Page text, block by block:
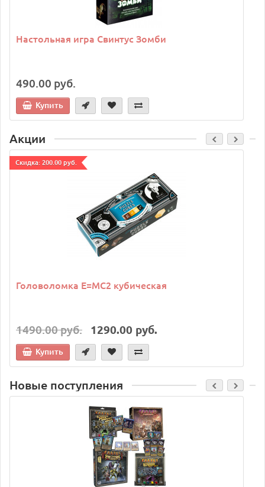
Настольная игра Свинтус Зомби
490.00 руб.
Купить
Акции
Cкидка: 200.00 руб.
Головоломка E=MC2 кубическая
1490.00 руб. 1290.00 руб.
Купить
Новые поступления